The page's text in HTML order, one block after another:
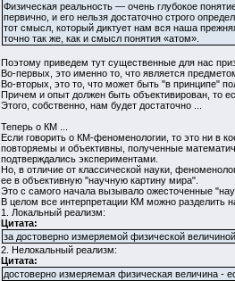
Физическая реальность — очень глубокое
первично, и его нельзя достаточно строго
тот смысл, который диктует нам вся наша
точно так же, как и смысл понятия «атом».
Поэтому приведем тут существенные для нас
Во-первых, это именно то, что является
Во-вторых, это то, что может быть "в принципе"
Причем и опыт должен быть объективирован, то
Этого, собственно, нам будет достаточно ...
Теперь о КМ ...
Если говорить о КМ-феноменологии, то это ни в
повторяемы и объективны, полученные
подтверждались экспериментами.
Но, в отличие от классической науки,
ее в объективную "научную картину мира".
Это с самого начала вызывало ожесточенные
В целом все интерпретации КМ можно разделить
1. Локальный реализм:
Цитата:
за достоверно измеряемой физической
2. Нелокальный реализм:
Цитата:
достоверно измеряемая физическая величина -